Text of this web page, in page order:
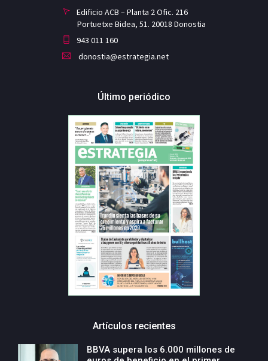
Edificio ACB – Planta 2 Ofic. 216
Portuetxe Bidea, 51. 20018 Donostia
943 011 160
donostia@estrategia.net
Último periódico
Artículos recientes
BBVA supera los 6.000 millones de